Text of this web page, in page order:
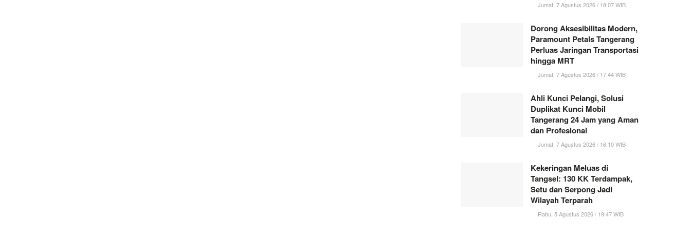
Jumat, 7 Agustus 2026 / 18:07 WIB
Dorong Aksesibilitas Modern,
Paramount Petals Tangerang
Perluas Jaringan Transportasi
hingga MRT
Jumat, 7 Agustus 2026 / 17:44 WIB
Ahli Kunci Pelangi, Solusi
Duplikat Kunci Mobil
Tangerang 24 Jam yang Aman
dan Profesional
Jumat, 7 Agustus 2026 / 16:10 WIB
Kekeringan Meluas di
Tangsel: 130 KK Terdampak,
Setu dan Serpong Jadi
Wilayah Terparah
Rabu, 5 Agustus 2026 / 19:47 WIB